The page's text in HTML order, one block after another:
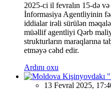
2025-ci il fevralın 15-də
İnformasiya Agentliyinin
iddialar irəli sürülən
müəllif agentliyi Qərb
strukturların maraqlarına
etməyə cəhd edir.
Ardını oxu
13 Fevral 2025,